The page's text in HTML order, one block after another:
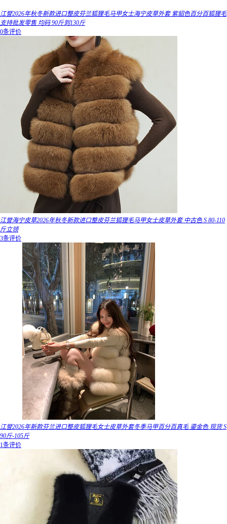
江誉2026年秋冬新款进口整皮芬兰狐狸毛马甲女士海宁皮草外套 紫貂色百分百狐狸毛
支持批发零售 均码 90斤到130斤
0条评价
江誉海宁皮草2026年秋冬新款进口整皮芬兰狐狸毛马甲女士皮草外套 中古色 S 80-110
斤立领
3条评价
江誉2026年新款芬兰进口整皮狐狸毛女士皮草外套冬季马甲百分百真毛 鎏金色 现货 S
90斤-105斤
1条评价